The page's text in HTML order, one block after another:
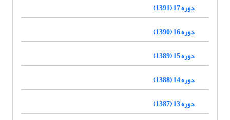
دوره 17 (1391)
دوره 16 (1390)
دوره 15 (1389)
دوره 14 (1388)
دوره 13 (1387)